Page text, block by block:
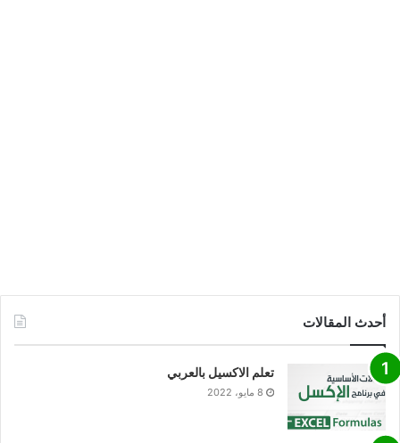
أحدث المقالات
تعلم الاكسيل بالعربي
8 مايو، 2022